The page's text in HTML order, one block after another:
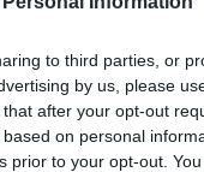
to third parties, or
by us, please
after your opt-out
on personal
prior to your opt-out.